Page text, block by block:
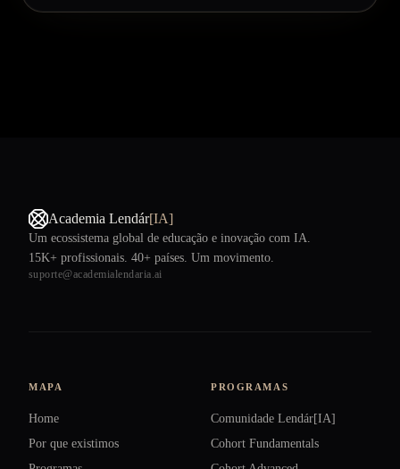
Academia Lendár[IA]
Um ecossistema global de educação e inovação com IA.
15K+ profissionais. 40+ países. Um movimento.
suporte@academialendaria.ai
MAPA
Home
Por que existimos
PROGRAMAS
Comunidade Lendár[IA]
Cohort Fundamentals